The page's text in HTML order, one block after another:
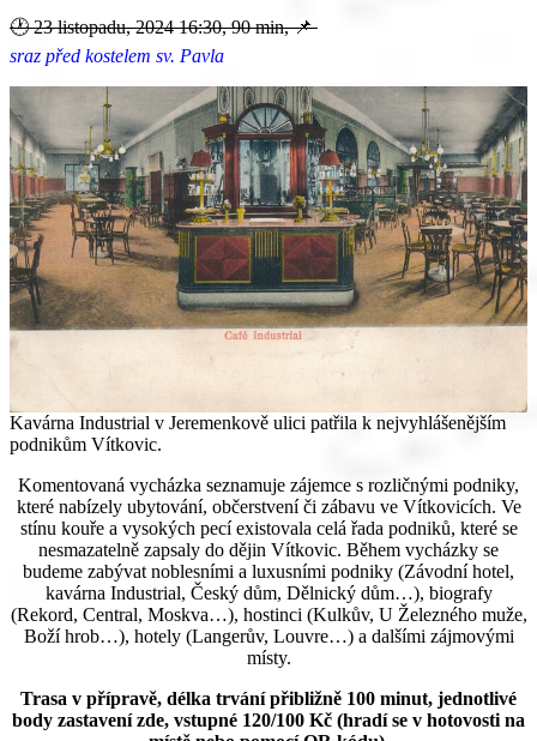
🕐23 listopadu, 2024 16:30,90 min, 📌
sraz před kostelem sv. Pavla
Kavárna Industrial v Jeremenkově ulici patřila k nejvyhlášenějším
podnikům Vítkovic.
Komentovaná vycházka seznamuje zájemce s rozličnými podniky,
které nabízely ubytování, občerstvení či zábavu ve Vítkovicích. Ve
stínu kouře a vysokých pecí existovala celá řada podniků, které se
nesmazatelně zapsaly do dějin Vítkovic. Během vycházky se
budeme zabývat noblesními a luxusními podniky (Závodní hotel,
kavárna Industrial, Český dům, Dělnický dům…), biografy
(Rekord, Central, Moskva…), hostinci (Kulkův, U Železného muže,
Boží hrob…), hotely (Langerův, Louvre…) a dalšími zájmovými
místy.
Trasa v přípravě, délka trvání přibližně 100 minut, jednotlivé
body zastavení zde, vstupné 120/100 Kč (hradí se v hotovosti na